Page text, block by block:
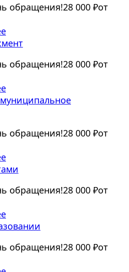
обращения!28 000 ₽от
обращения!28 000 ₽от
обращения!28 000 ₽от
обращения!28 000 ₽от
обращения!28 000 ₽от